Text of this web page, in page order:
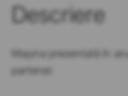
Descriere
Mașina prezentată în
partener.